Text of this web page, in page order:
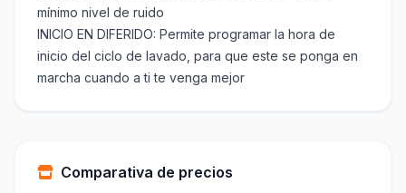
mínimo nivel de ruido
INICIO EN DIFERIDO: Permite programar la hora de
inicio del ciclo de lavado, para que este se ponga en
marcha cuando a ti te venga mejor
Comparativa de precios